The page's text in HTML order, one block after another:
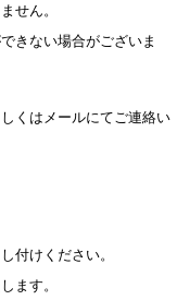
せん。
きない場合がございま
くはメールにてご連絡い
付けください。
ます。